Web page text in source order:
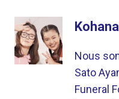
Nous
Sato
Funeral